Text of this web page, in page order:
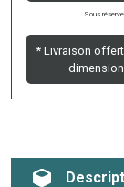
Sous
* Livraison